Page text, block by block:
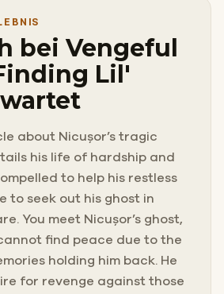
bei Vengeful
Lil'
about Nicușor’s tragic
his life of hardship and
to help his restless
to seek out his ghost in
You meet Nicușor’s ghost,
find peace due to the
holding him back. He
for revenge against those